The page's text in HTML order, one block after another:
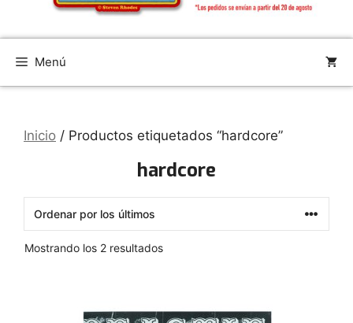
Menú
Inicio / Productos etiquetados “hardcore”
hardcore
Mostrando los 2 resultadosOrdenado